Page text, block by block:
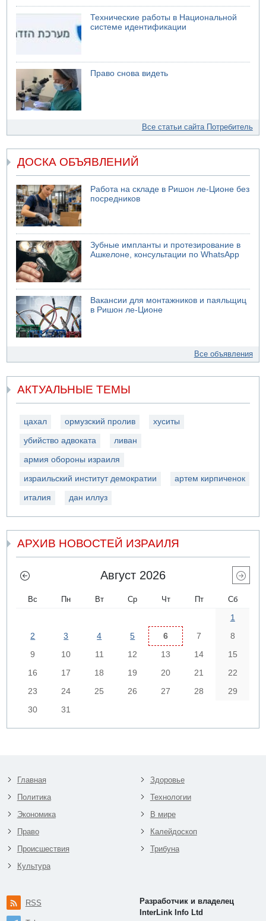
Технические работы в Национальной
системе идентификации
Право снова видеть
Все статьи сайта Потребитель
ДОСКА ОБЪЯВЛЕНИЙ
Работа на складе в Ришон ле-Ционе без
посредников
Зубные импланты и протезирование в
Ашкелоне, консультации по WhatsApp
Вакансии для монтажников и паяльщиц
в Ришон ле-Ционе
Все объявления
АКТУАЛЬНЫЕ ТЕМЫ
цахал ормузский пролив хуситы
убийство адвоката ливан
армия обороны израиля
израильский институт демократии артем кирпиченок
италия дан иллуз
АРХИВ НОВОСТЕЙ ИЗРАИЛЯ
Август 2026
Вс Пн Вт Ср Чт Пт Сб
1
2
3 4 5 6 7
8
9
10 11 12 13 14
15
16
17 18 19 20 21
22
23
24 25 26 27 28
29
30
31
Главная
Политика
Экономика
Право
Происшествия
Культура
Здоровье
Технологии
В мире
Калейдоскоп
Трибуна
RSS
Разработчик и владелец
InterLink Info Ltd